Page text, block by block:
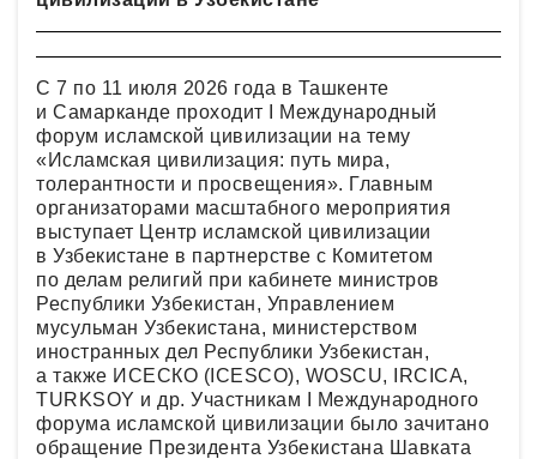
С 7 по 11 июля 2026 года в Ташкенте
и Самарканде проходит I Международный
форум исламской цивилизации на тему
«Исламская цивилизация: путь мира,
толерантности и просвещения». Главным
организаторами масштабного мероприятия
выступает Центр исламской цивилизации
в Узбекистане в партнерстве с Комитетом
по делам религий при кабинете министров
Республики Узбекистан, Управлением
мусульман Узбекистана, министерством
иностранных дел Республики Узбекистан,
а также ИСЕСКО (ICESCO), WOSCU, IRCICA,
TURKSOY и др. Участникам I Международного
форума исламской цивилизации было зачитано
обращение Президента Узбекистана Шавката